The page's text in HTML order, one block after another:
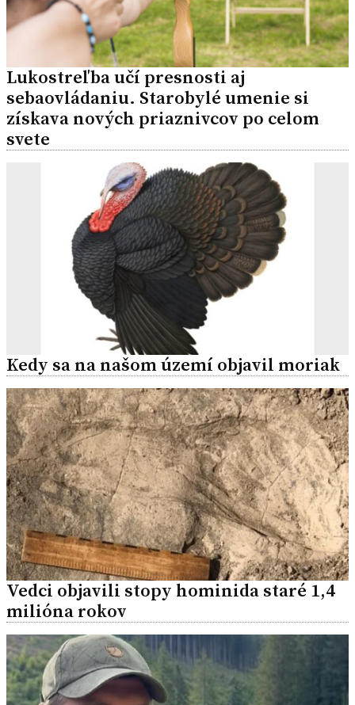
Lukostreľba učí presnosti aj
sebaovládaniu. Starobylé umenie si
získava nových priaznivcov po celom
svete
Kedy sa na našom území objavil moriak
Vedci objavili stopy hominida staré 1,4
milióna rokov